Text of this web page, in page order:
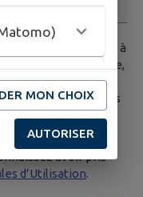
seront transmises à
habilité par la mairie,
savoir plus sur la
et pour excercer vos
de
avoir pris
d’Utilisation.
MON CHOIX
AUTORISER